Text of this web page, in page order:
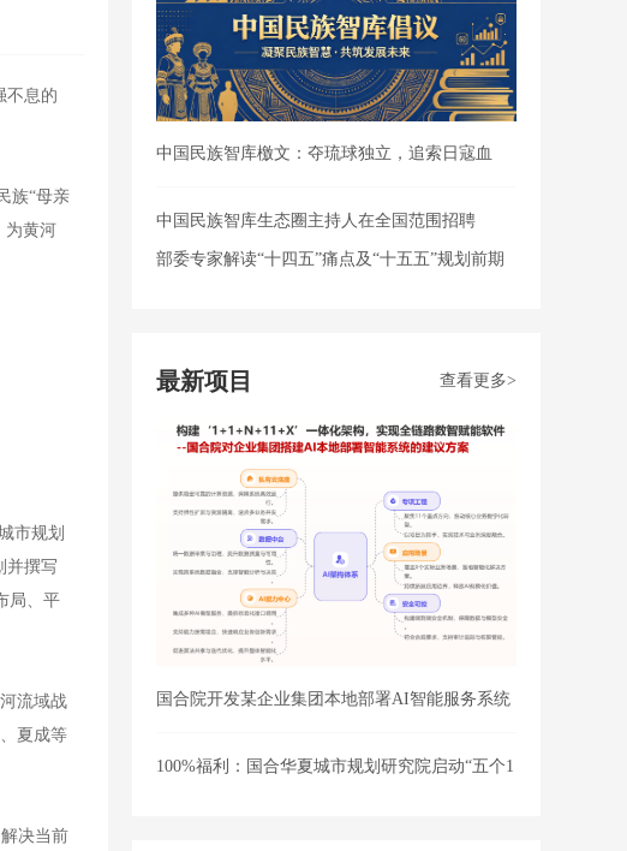
不息的
族“母亲
为黄河
市规划
并撰写
局、平
流域战
夏成等
决当前
中国民族智库檄文：夺琉球独立，追索日寇血
债，共筑民
中国民族智库生态圈主持人在全国范围招聘
部委专家解读“十四五”痛点及“十五五”规划前期
最新项目 查看更多>
国合院开发某企业集团本地部署AI智能服务系统
可行
100%福利：国合华夏城市规划研究院​启动“五个1